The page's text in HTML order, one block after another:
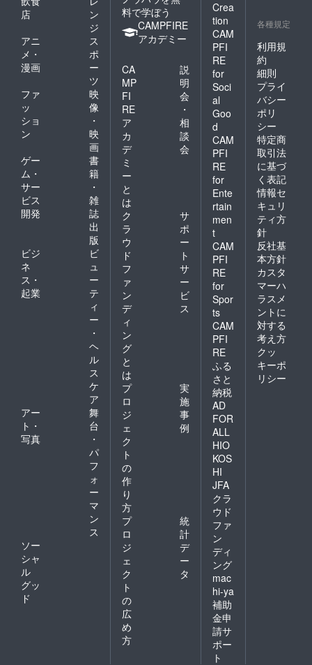
店
ン
ジ
アニ
メ・
漫画
ス
ポ
ー
ツ
ファ
ッ
ショ
ン
映
像
・
映
画
ゲー
ム・
サー
ビス
開発
書
籍
・
雑
誌
出
版
ビジ
ネ
ス・
起業
ビ
ュ
ー
テ
ィ
ー
・
ヘ
ル
ス
ケ
ア
アー
ト・
写真
舞
台
・
パ
フ
ォ
ー
マ
ン
ス
ソー
シャ
ル
グッ
ド
料で学ぼう
CAMPFIRE
アカデミー
CA
MP
FI
RE
ア
カ
デ
ミ
ー
と
は
説
明
会
・
相
談
会
ク
ラ
ウ
ド
フ
ァ
ン
デ
ィ
ン
グ
と
は
サ
ポ
ー
ト
サ
ー
ビ
ス
プ
ロ
ジ
ェ
ク
ト
の
作
り
方
実
施
事
例
プ
ロ
ジ
ェ
ク
ト
の
広
め
方
統
計
デ
ー
タ
Crea
tion
CAM
PFI
RE
for
Soci
al
Goo
d
CAM
PFI
RE
for
Ente
rtain
men
t
CAM
PFI
RE
for
Spor
ts
CAM
PFI
RE
ふる
さと
納税
AD
FOR
ALL
HIO
KOS
HI
JFA
クラ
ウド
ファ
ン
ディ
ング
mac
hi-ya
補助
金申
請サ
ポー
ト
各種規定
利用規
約
細則
プライ
バシー
ポリ
シー
特定商
取引法
に基づ
く表記
情報セ
キュリ
ティ方
針
反社基
本方針
カスタ
マーハ
ラスメ
ントに
対する
考え方
クッ
キーポ
リシー